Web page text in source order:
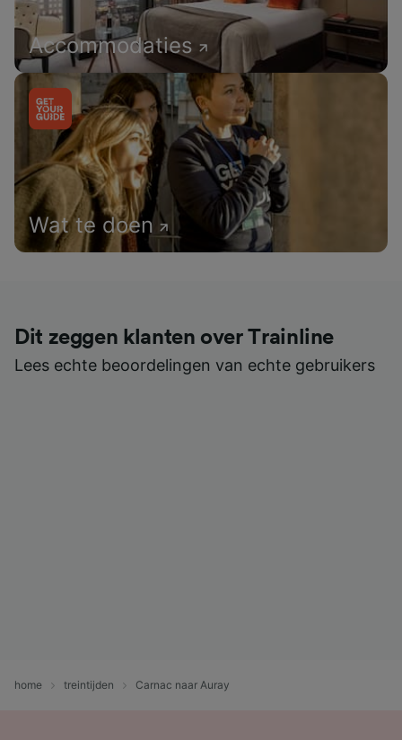
Accommodaties
Wat te doen
Dit zeggen klanten over Trainline
Lees echte beoordelingen van echte gebruikers
home treintijden Carnac naar Auray